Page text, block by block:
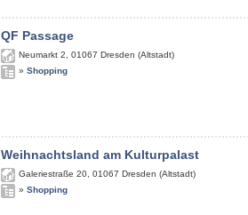
QF Passage
Neumarkt 2 01067 Dresden (Altstadt)
» Shopping
Weihnachtsland am Kulturpalast
Galeriestraße 20 01067 Dresden (Altstadt)
» Shopping